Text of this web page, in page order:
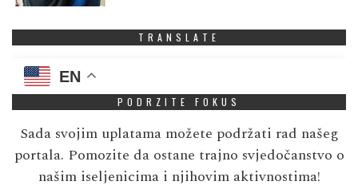
TRANSLATE
EN
PODRZITE FOKUS
Sada svojim uplatama možete podržati rad našeg
portala. Pomozite da ostane trajno svjedočanstvo o
našim iseljenicima i njihovim aktivnostima!